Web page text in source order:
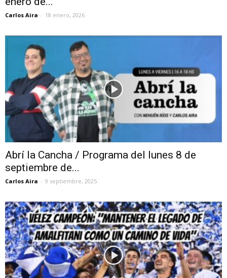
Carlos Aira - 18 enero, 2026
Abrí la Cancha / Programa del lunes 8 de
septiembre de...
Carlos Aira - 9 septiembre, 2025